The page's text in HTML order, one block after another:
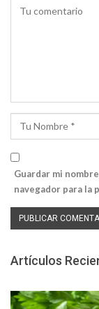
Guardar mi
navegador para la
Artículos